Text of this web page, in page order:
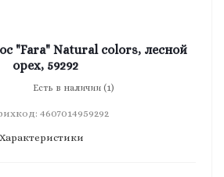
"Fara" Natural colors, лесной
орех, 59292
Есть в наличии (1)
4607014959292
Характеристики